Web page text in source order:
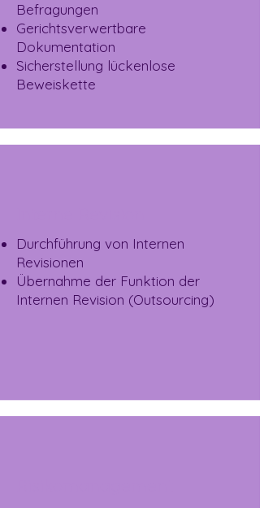
Befragungen
Gerichtsverwertbare
Dokumentation
Sicherstellung lückenlose
Beweiskette
Durchführung von Internen
Revisionen
Übernahme der Funktion der
Internen Revision (Outsourcing)